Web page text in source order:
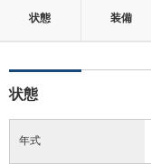
状態 装備
状態
年式